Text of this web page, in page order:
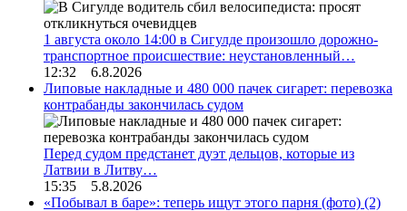
1 августа около 14:00 в Сигулде произошло дорожно-
транспортное происшествие: неустановленный…
12:32 6.8.2026
Липовые накладные и 480 000 пачек сигарет: перевозка
контрабанды закончилась судом
Перед судом предстанет дуэт дельцов, которые из
Латвии в Литву…
15:35 5.8.2026
«Побывал в баре»: теперь ищут этого парня (фото) (2)